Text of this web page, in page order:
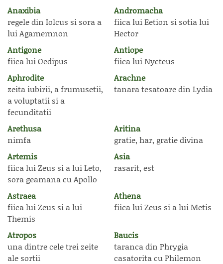
Anaxibia
regele din Iolcus si sora a
lui Agamemnon
Andromacha
fiica lui Eetion si sotia lui
Hector
Antigone
fiica lui Oedipus
Antiope
fiica lui Nycteus
Aphrodite
zeita iubirii, a frumusetii,
a voluptatii si a
fecunditatii
Arachne
tanara tesatoare din Lydia
Arethusa
nimfa
Aritina
gratie, har, gratie divina
Artemis
fiica lui Zeus si a lui Leto,
sora geamana cu Apollo
Asia
rasarit, est
Astraea
fiica lui Zeus si a lui
Themis
Athena
fiica lui Zeus si a lui Metis
Atropos
una dintre cele trei zeite
ale sortii
Baucis
taranca din Phrygia
casatorita cu Philemon